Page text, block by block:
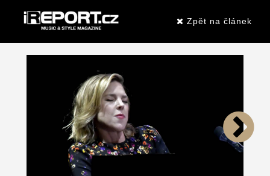
Zpět na článek